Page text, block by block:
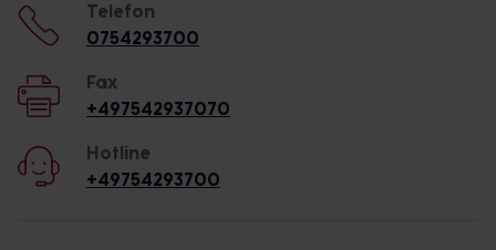
Telefon
0754293700
Fax
+497542937070
Hotline
+49754293700